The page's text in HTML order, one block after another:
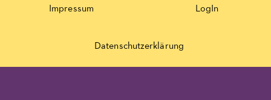
Impressum LogIn
Datenschutzerklärung